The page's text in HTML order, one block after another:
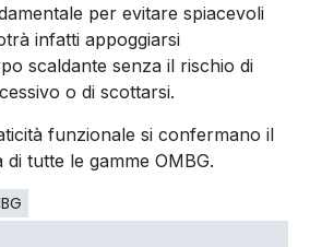
per evitare spiacevoli
infatti appoggiarsi
scaldante senza il rischio di
o di scottarsi.
funzionale si confermano il
tutte le gamme OMBG.